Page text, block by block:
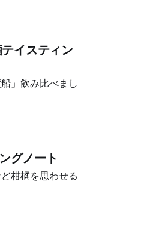
イスティン
」飲み比べまし
グノート
柑橘を思わせる